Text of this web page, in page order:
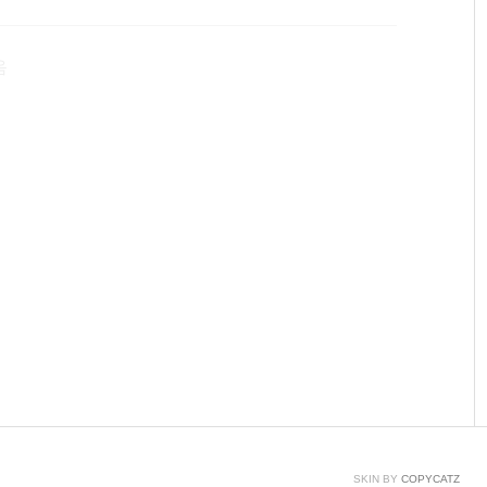
조금 더 상세한 값을 지정할 수 있다. digital값은 5V(HIG
SKIN BY COPYCATZ